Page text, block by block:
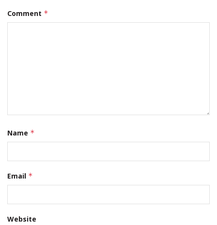
Comment *
Name *
Email *
Website